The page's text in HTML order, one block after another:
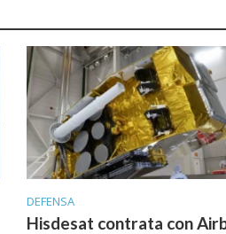
DEFENSA
Hisdesat contrata con